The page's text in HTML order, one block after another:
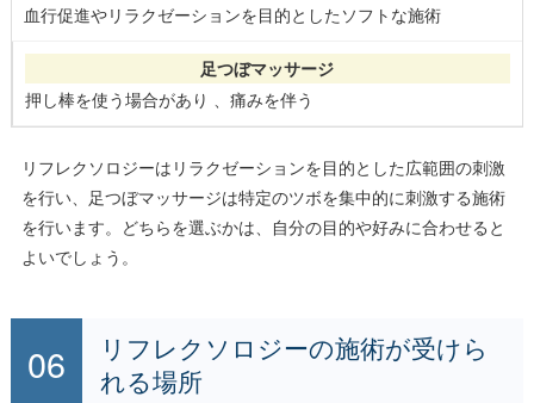
血行促進やリラクゼーションを目的としたソフトな施術
押し棒を使う場合があり 、痛みを伴う
リフレクソロジーはリラクゼーションを目的とした広範囲の刺激
を行い、足つぼマッサージは特定のツボを集中的に刺激する施術
を行います。どちらを選ぶかは、自分の目的や好みに合わせると
よいでしょう。
リフレクソロジーの施術が受けら
れる場所